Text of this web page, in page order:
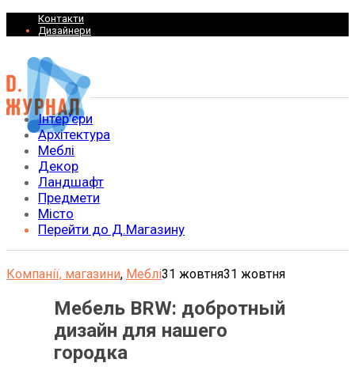
Контакти
Дизайнери
Інтер’єри
Архітектура
Меблі
Декор
Ландшафт
Предмети
Місто
Перейти до Д.Магазину
Компанії, магазини, Меблі31 жовтня31 жовтня
Мебель BRW: добротный
дизайн для нашего
городка